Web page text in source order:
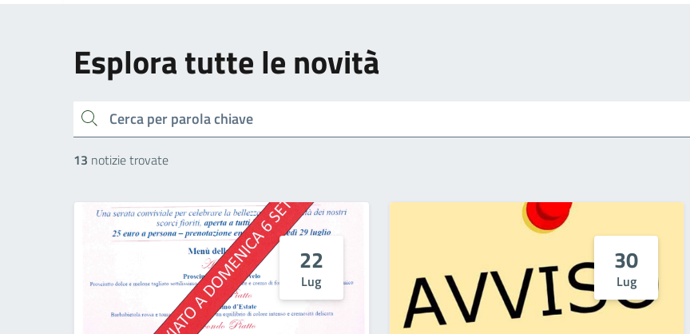
Esplora tutte le novità
cerca
13 notizie trovate
22
Lug
30
Lug